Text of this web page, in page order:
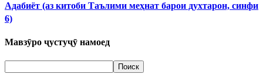
Адабиёт (аз китоби Таълими меҳнат барои духтарон, синфи
6)
Мавзӯро ҷустуҷӯ намоед